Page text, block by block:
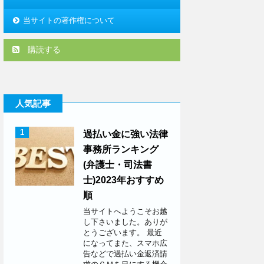
当サイトの著作権について
購読する
人気記事
1
過払い金に強い法律
事務所ランキング
(弁護士・司法書
士)2023年おすすめ
順
当サイトへようこそお越
し下さいました。ありが
とうございます。 最近
になってまた、スマホ広
告などで過払い金返済請